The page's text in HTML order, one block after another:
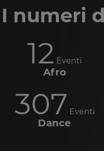
I numeri
12 Eventi
Afro
307 Eventi
Dance